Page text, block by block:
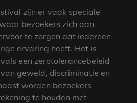
zijn er vaak speciale
bezoekers zich aan
te zorgen dat iedereen
ervaring heeft. Het is
een zerotolerancebeleid
geweld, discriminatie en
worden bezoekers
te houden met